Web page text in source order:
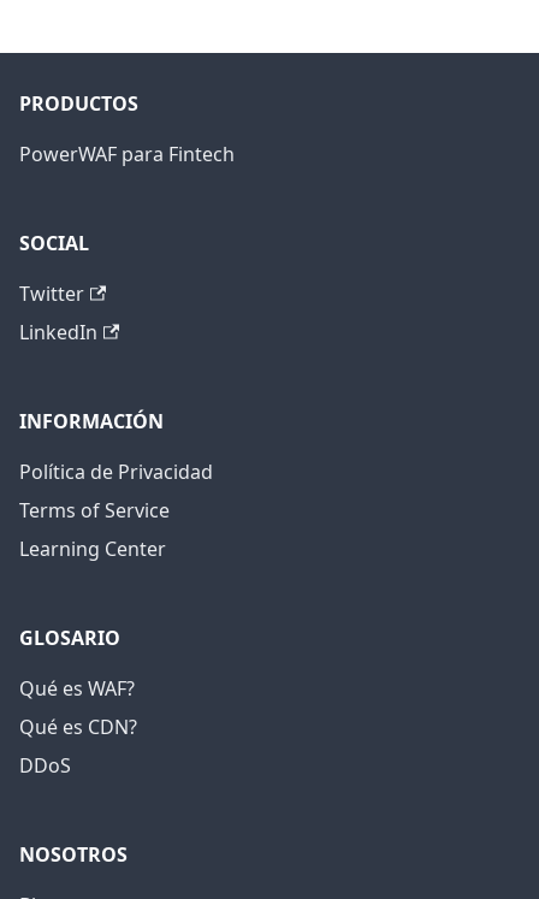
PRODUCTOS
PowerWAF para Fintech
SOCIAL
Twitter
LinkedIn
INFORMACIÓN
Política de Privacidad
Terms of Service
Learning Center
GLOSARIO
Qué es WAF?
Qué es CDN?
DDoS
NOSOTROS